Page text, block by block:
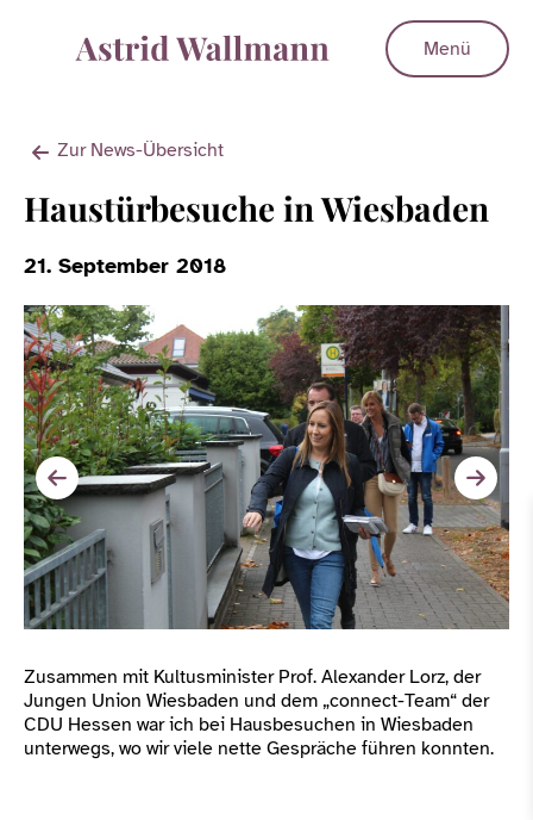
Menü
Zur News-Übersicht
Haustürbesuche in Wiesbaden
21. September 2018
Zusammen mit Kultusminister Prof. Alexander Lorz, der
Jungen Union Wiesbaden und dem „connect-Team“ der
CDU Hessen war ich bei Hausbesuchen in Wiesbaden
unterwegs, wo wir viele nette Gespräche führen konnten.